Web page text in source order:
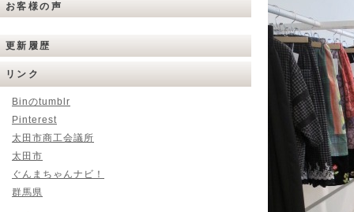
お客様の声
更新履歴
リンク
Binのtumblr
Pinterest
太田市商工会議所
太田市
ぐんまちゃんナビ！
群馬県